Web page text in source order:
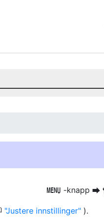
G -knapp U
Justere innstillinger ).